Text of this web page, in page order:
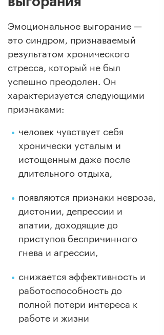
Эмоциональное выгорание —
это синдром, признаваемый
результатом хронического
стресса, который не был
успешно преодолен. Он
характеризуется следующими
признаками:
человек чувствует себя
хронически усталым и
истощенным даже после
длительного отдыха,
появляются признаки невроза,
дистонии, депрессии и
апатии, доходящие до
приступов беспричинного
гнева и агрессии,
снижается эффективность и
работоспособность до
полной потери интереса к
работе и жизни